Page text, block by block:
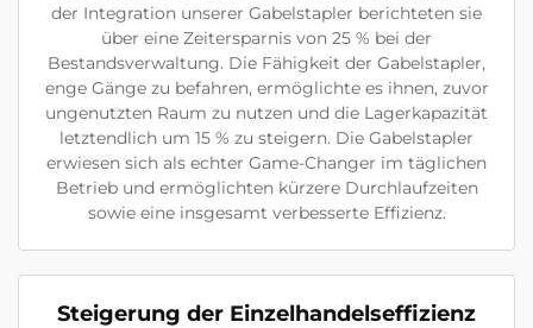
der Integration unserer Gabelstapler berichteten sie
über eine Zeitersparnis von 25 % bei der
Bestandsverwaltung. Die Fähigkeit der Gabelstapler,
enge Gänge zu befahren, ermöglichte es ihnen, zuvor
ungenutzten Raum zu nutzen und die Lagerkapazität
letztendlich um 15 % zu steigern. Die Gabelstapler
erwiesen sich als echter Game-Changer im täglichen
Betrieb und ermöglichten kürzere Durchlaufzeiten
sowie eine insgesamt verbesserte Effizienz.
Steigerung der Einzelhandelseffizienz